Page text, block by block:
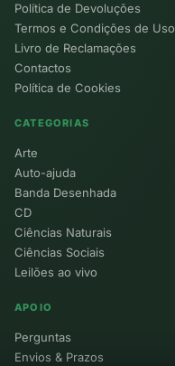
Política de Devoluções
Termos e Condições de Uso
Livro de Reclamações
Contactos
Política de Cookies
CATEGORIAS
Arte
Auto-ajuda
Banda Desenhada
CD
Ciências Naturais
Ciências Sociais
Leilões ao vivo
APOIO
Perguntas
Envios & Prazos